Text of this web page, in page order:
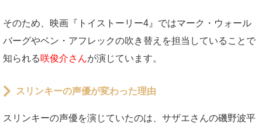
そのため、映画『トイストーリー4』ではマーク・ウォール
バーグやベン・アフレックの吹き替えを担当していることで
知られる咲俊介さんが演じています。
スリンキーの声優が変わった理由
スリンキーの声優を演じていたのは、サザエさんの磯野波平